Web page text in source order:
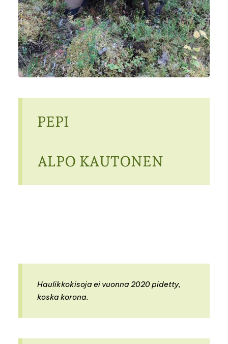
PEPI
ALPO KAUTONEN
Haulikkokisoja ei vuonna 2020 pidetty,
koska korona.